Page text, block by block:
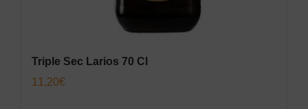
Triple Sec Larios 70 Cl
11,20€